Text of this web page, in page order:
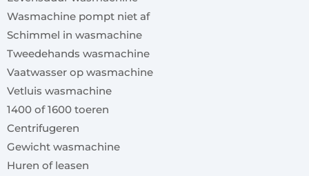
Wasmachine pompt niet af
Schimmel in wasmachine
Tweedehands wasmachine
Vaatwasser op wasmachine
Vetluis wasmachine
1400 of 1600 toeren
Centrifugeren
Gewicht wasmachine
Huren of leasen